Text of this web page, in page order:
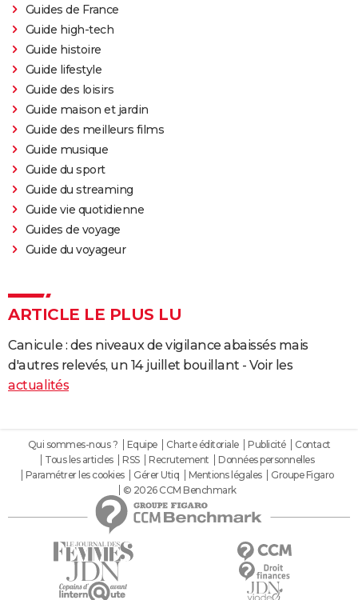
Guides de France
Guide high-tech
Guide histoire
Guide lifestyle
Guide des loisirs
Guide maison et jardin
Guide des meilleurs films
Guide musique
Guide du sport
Guide du streaming
Guide vie quotidienne
Guides de voyage
Guide du voyageur
ARTICLE LE PLUS LU
Canicule : des niveaux de vigilance abaissés mais
d'autres relevés, un 14 juillet bouillant - Voir les
actualités
Qui sommes-nous ? Equipe Charte éditoriale Publicité
Contact
Tous les articles
RSS Recrutement
Données personnelles
Paramétrer les cookies
Gérer Utiq Mentions légales
Groupe Figaro
© 2026 CCM Benchmark